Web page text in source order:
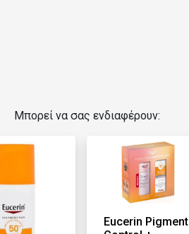
Μπορεί να σας ενδιαφέρουν:
Eucerin Pigment